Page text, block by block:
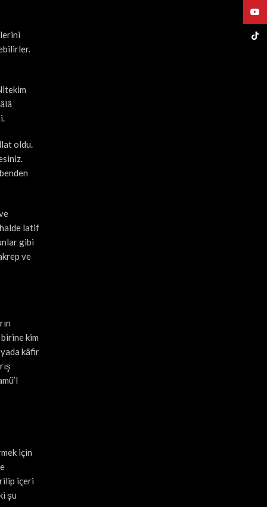
oldu.
halde latif
gibi
ve
kim
kâfir
için
içeri
şu